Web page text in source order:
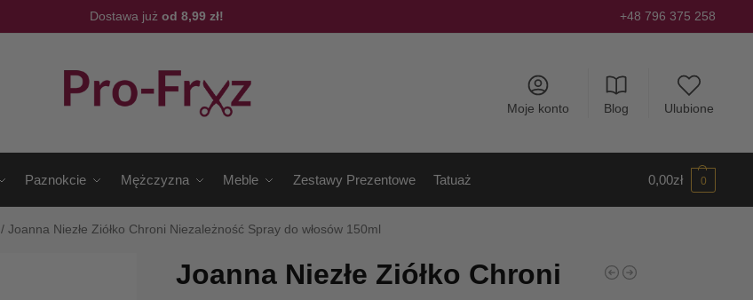
Dostawa już od 8,99 zł! +48 796 375 258
Moje konto Blog Ulubione
Paznokcie Mężczyzna Meble Zestawy Prezentowe Tatuaż 0,00zł 0
/Joanna Niezłe Ziółko Chroni Niezależność Spray do włosów 150ml
Joanna Niezłe Ziółko Chroni